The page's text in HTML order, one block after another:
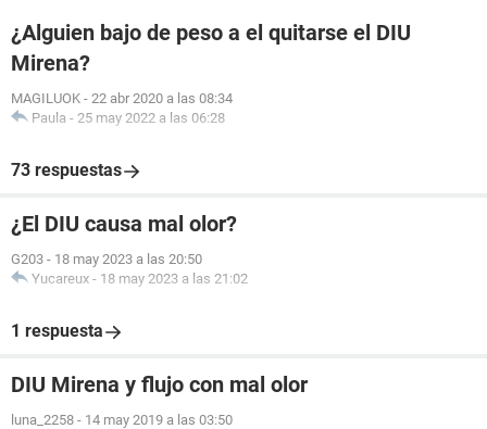
¿Alguien bajo de peso a el quitarse el DIU
Mirena?
MAGILUOK - 22 abr 2020 a las 08:34
Paula - 25 may 2022 a las 06:28
73 respuestas
¿El DIU causa mal olor?
G203 - 18 may 2023 a las 20:50
Yucareux - 18 may 2023 a las 21:02
1 respuesta
DIU Mirena y flujo con mal olor
luna_2258 - 14 may 2019 a las 03:50